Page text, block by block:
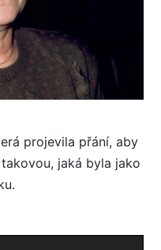
projevila přání, aby
jaká byla jako